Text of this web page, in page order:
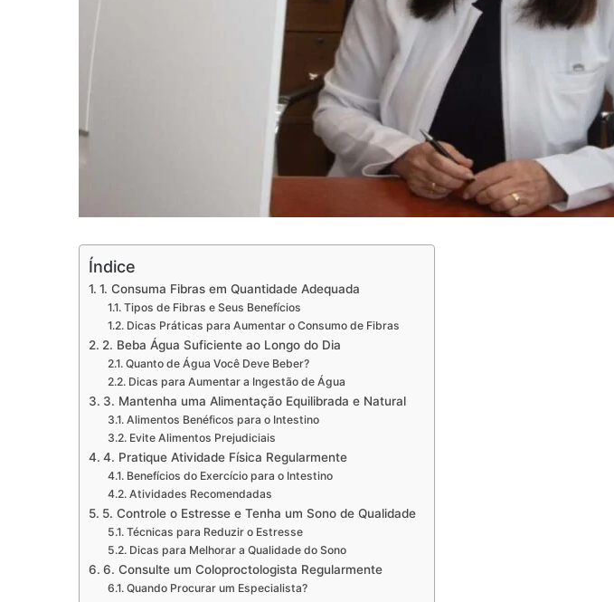
Índice
1. Consuma Fibras em Quantidade Adequada
Tipos de Fibras e Seus Benefícios
Dicas Práticas para Aumentar o Consumo de Fibras
2. Beba Água Suficiente ao Longo do Dia
Quanto de Água Você Deve Beber?
Dicas para Aumentar a Ingestão de Água
3. Mantenha uma Alimentação Equilibrada e Natural
Alimentos Benéficos para o Intestino
Evite Alimentos Prejudiciais
4. Pratique Atividade Física Regularmente
Benefícios do Exercício para o Intestino
Atividades Recomendadas
5. Controle o Estresse e Tenha um Sono de Qualidade
Técnicas para Reduzir o Estresse
Dicas para Melhorar a Qualidade do Sono
6. Consulte um Coloproctologista Regularmente
Quando Procurar um Especialista?